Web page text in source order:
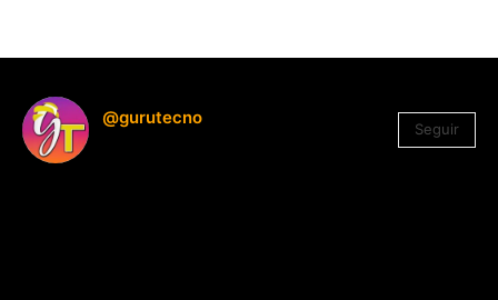
@gurutecno
Seguir